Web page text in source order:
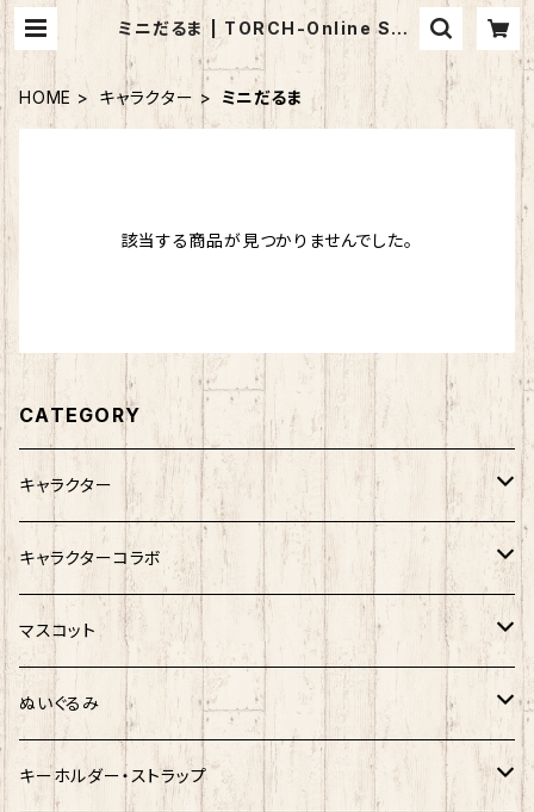
ミニだるま | TORCH-Online Sho
p-
HOME キャラクター ミニだるま
該当する商品が見つかりませんでした。
CATEGORY
キャラクター
サンリオキャラクター
キティ
シナモロール
クロミ
ネコムネandシバ
モケケ
ゆきお
キャラクターコラボ
サンリオ×おえかきさん
新幹線×ご当地ベア
サンリオ×ネコムネandシバ
マスコット
ゆきお
モケケ
ぬいぐるみ
ホヤぼーや
キーホルダー・ストラップ